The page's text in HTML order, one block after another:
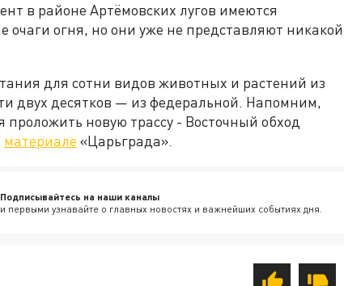
в районе Артёмовских лугов имеются
очаги огня, но они уже не представляют никакой
для сотни видов животных и растений из
двух десятков — из федеральной. Напомним,
проложить новую трассу - Восточный обход
материале «Царьграда».
Подписывайтесь на наши каналы
и первыми узнавайте о главных новостях и важнейших событиях дня.